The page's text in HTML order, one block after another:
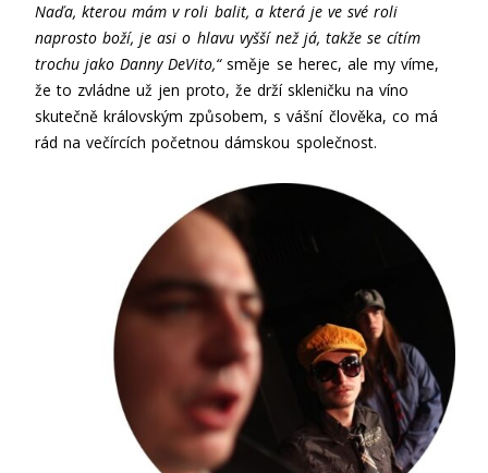
Naďa, kterou mám v roli balit, a která je ve své roli
naprosto boží, je asi o hlavu vyšší než já, takže se cítím
trochu jako Danny DeVito,“směje se herec, ale my víme,
že to zvládne už jen proto, že drží skleničku na víno
skutečně královským způsobem, s vášní člověka, co má
rád na večírcích početnou dámskou společnost.